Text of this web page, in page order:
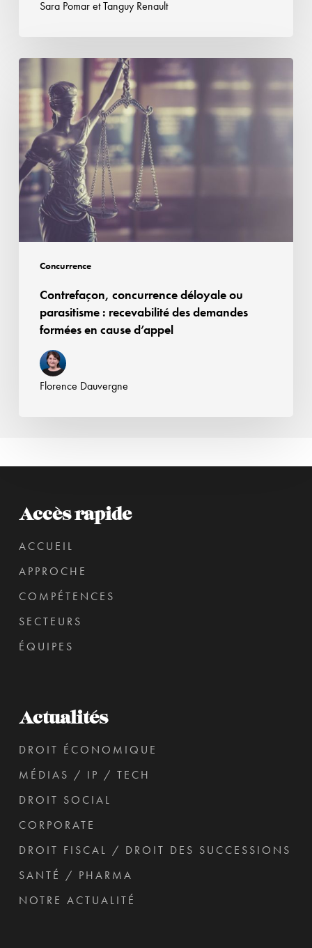
position
dominante
Sara PomaretTanguy Renault
Concurrence
concurrence
déloyale
ou
parasitisme :
recevabilité
des
demandes
formées
en
cause
Contrefaçon, concurrence déloyale ou
parasitisme : recevabilité des demandes
formées en cause d’appel
Florence Dauvergne
Accès rapide
ACCUEIL
APPROCHE
COMPÉTENCES
SECTEURS
ÉQUIPES
Actualités
DROIT ÉCONOMIQUE
MÉDIAS / IP / TECH
DROIT SOCIAL
CORPORATE
DROIT FISCAL / DROIT DES SUCCESSIONS
SANTÉ / PHARMA
NOTRE ACTUALITÉ